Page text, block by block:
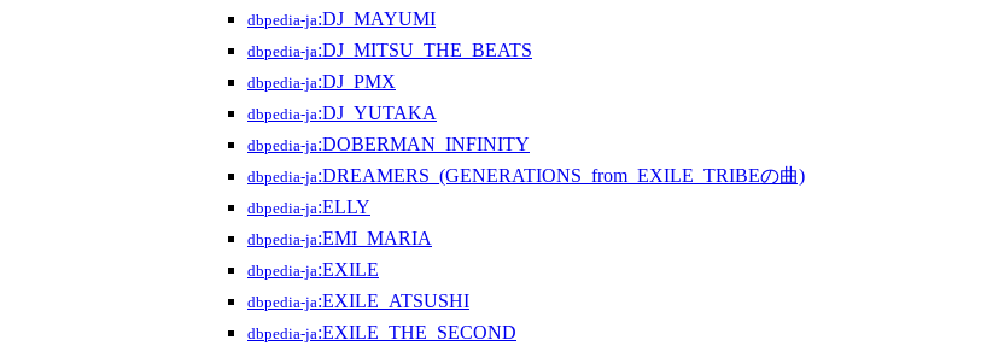
dbpedia-ja:DJ_MAYUMI
dbpedia-ja:DJ_MITSU_THE_BEATS
dbpedia-ja:DJ_PMX
dbpedia-ja:DJ_YUTAKA
dbpedia-ja:DOBERMAN_INFINITY
dbpedia-ja:DREAMERS_(GENERATIONS_from_EXILE_TRIBEの曲)
dbpedia-ja:ELLY
dbpedia-ja:EMI_MARIA
dbpedia-ja:EXILE
dbpedia-ja:EXILE_ATSUSHI
dbpedia-ja:EXILE_THE_SECOND